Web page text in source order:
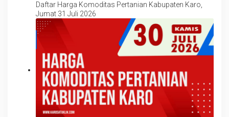
Daftar Harga Komoditas Pertanian Kabupaten Karo,
Jumat 31 Juli 2026